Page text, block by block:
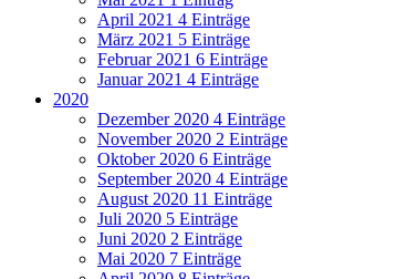
April 2021 4 Einträge
März 2021 5 Einträge
Februar 2021 6 Einträge
Januar 2021 4 Einträge
2020
Dezember 2020 4 Einträge
November 2020 2 Einträge
Oktober 2020 6 Einträge
September 2020 4 Einträge
August 2020 11 Einträge
Juli 2020 5 Einträge
Juni 2020 2 Einträge
Mai 2020 7 Einträge